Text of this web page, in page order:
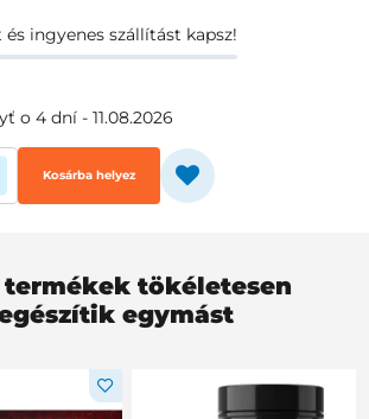
ingyenes szállítást kapsz!
o 4 dní - 11.08.2026
Kosárba helyez
termékek tökéletesen
egymást